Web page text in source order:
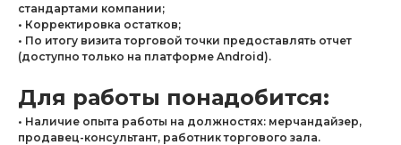
стандартами компании;
• Корректировка остатков;
• По итогу визита торговой точки предоставлять отчет
(доступно только на платформе Android).
Для работы понадобится:
• Наличие опыта работы на должностях: мерчандайзер,
продавец-консультант, работник торгового зала.